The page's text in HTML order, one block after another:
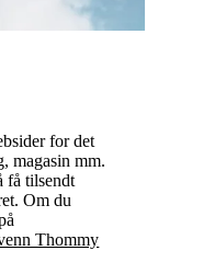
for det
magasin mm.
få tilsendt
Om du
Thommy